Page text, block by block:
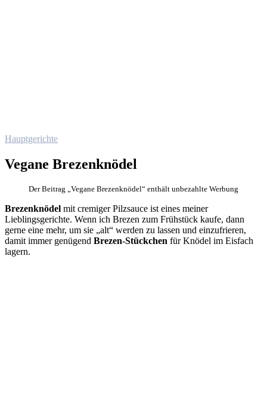
Hauptgerichte
Vegane Brezenknödel
Der Beitrag „Vegane Brezenknödel“ enthält unbezahlte Werbung
Brezenknödel mit cremiger Pilzsauce ist eines meiner
Lieblingsgerichte. Wenn ich Brezen zum Frühstück kaufe, dann
gerne eine mehr, um sie „alt“ werden zu lassen und einzufrieren,
damit immer genügend Brezen-Stückchen für Knödel im Eisfach
lagern.